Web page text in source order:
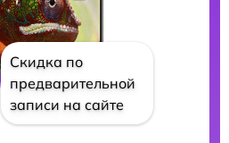
Скидка по
предварительной
записи на сайте